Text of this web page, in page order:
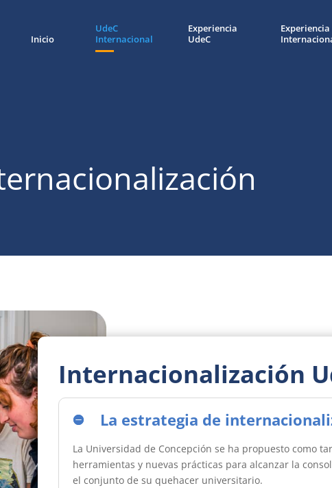
Inicio
UdeC
Internacional
Experiencia
UdeC
Experiencia
Internacionalización
La estrategia de
La Universidad de Concepción se ha propuesto como
herramientas y nuevas prácticas para alcanzar la
el conjunto de su quehacer universitario.